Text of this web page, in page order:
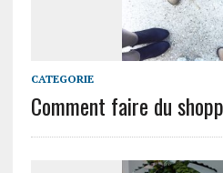
CATEGORIE
Comment faire du